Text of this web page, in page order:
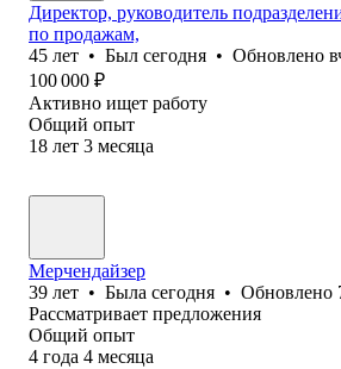
Директор, руководитель
по продажам,
45 лет • Был сегодня • Обновлено
100 000 ₽
Активно ищет работу
Общий опыт
18 лет 3 месяца
Мерчендайзер
39 лет • Была сегодня • Обновлено
Рассматривает предложения
Общий опыт
4 года 4 месяца